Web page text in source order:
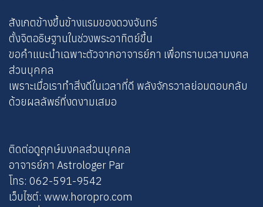
สังเกตข้างขึ้นข้างแรมของดวงจันทร์
ตั้งจิตอธิษฐานในช่วงพระอาทิตย์ขึ้น
ขอคำแนะนำเฉพาะตัวจากอาจารย์ภา เพื่อทราบเวลามงคล
ส่วนบุคคล
เพราะเมื่อเราทำสิ่งดีในเวลาที่ดี พลังจักรวาลย่อมตอบกลับ
ด้วยผลลัพธ์ที่งดงามเสมอ
ติดต่อดูฤกษ์มงคลส่วนบุคคล
อาจารย์ภา Astrologer Par
โทร: 062-591-9542
เว็บไซต์: www.horopro.com